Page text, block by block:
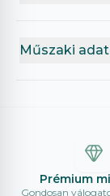
Műszaki
Prémium
Gondosan